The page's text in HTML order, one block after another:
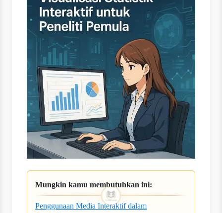
Mungkin kamu membutuhkan ini:
Penggunaan Media Interaktif dalam